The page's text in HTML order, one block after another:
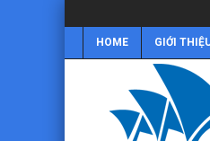
HOME GIỚI